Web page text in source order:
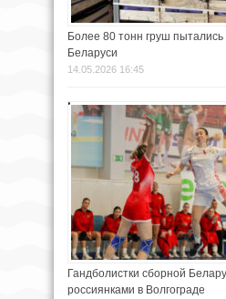
Более 80 тонн груш пытались
Беларуси
14.05.2026 16:45
Гандболистки сборной
россиянками в Волгограде